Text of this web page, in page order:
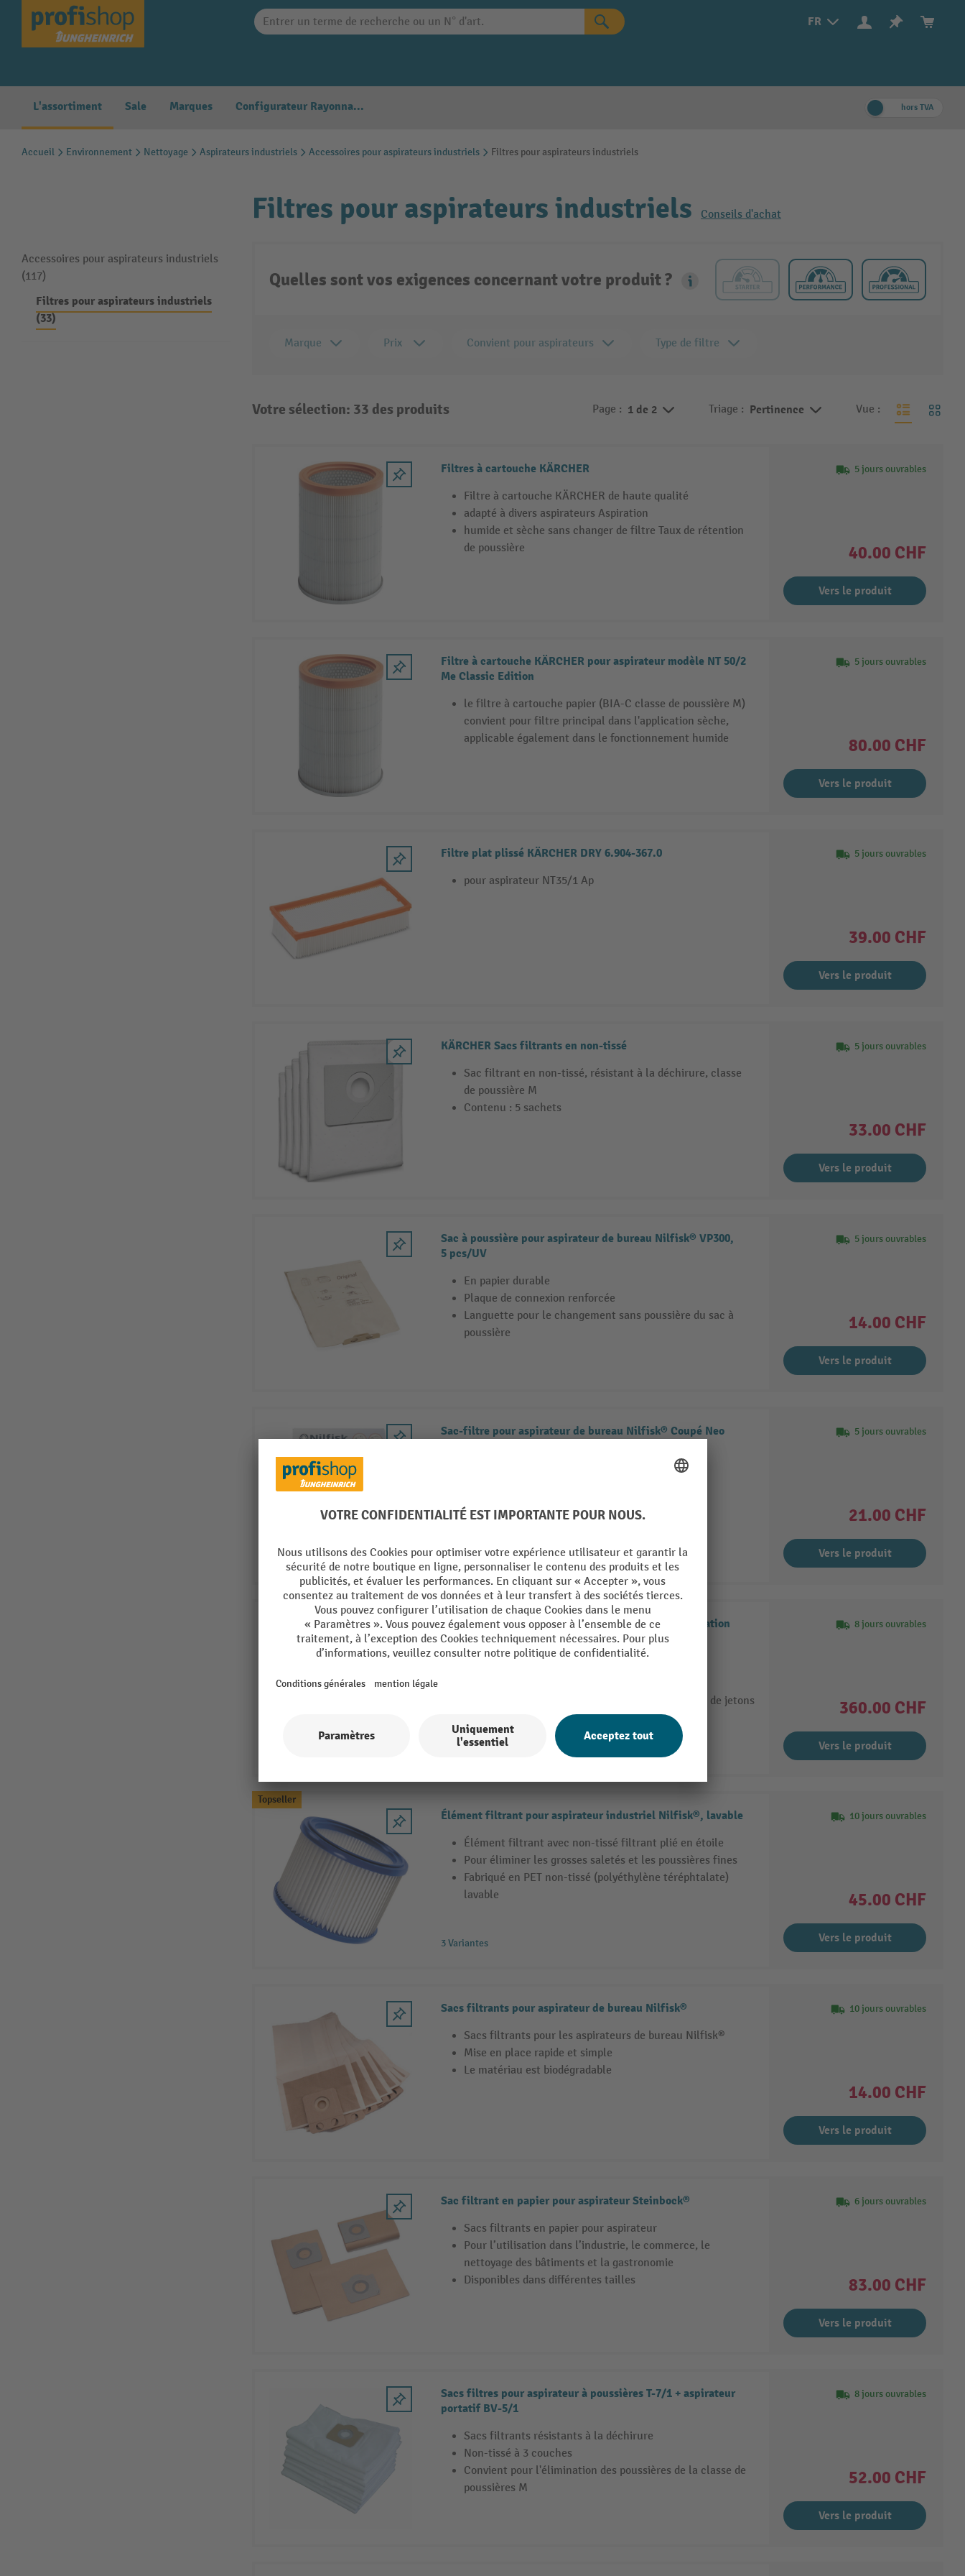
Skip to main navigation FR
L'assortiment Sale Marques Configurateur Rayonnages hors TVA
Accueil Environnement Nettoyage Aspirateurs industriels Accessoires pour aspirateurs industriels Filtres pour aspirateurs industriels
Accessoires pour aspirateurs industriels
(117)
Filtres pour aspirateurs industriels
(33)
Filtres pour aspirateurs industriels Conseils d'achat
Quelles sont vos exigences concernant votre produit ?
Marque Prix Convient pour aspirateurs Type de filtre
Votre sélection: 33 des produits Page : 1 de 2 Triage : Pertinence Vue :
Filtres à cartouche KÄRCHER
Filtre à cartouche KÄRCHER de haute qualité
adapté à divers aspirateurs Aspiration
humide et sèche sans changer de filtre Taux de rétention
de poussière
5 jours ouvrables
40.00 CHF
Vers le produit
Filtre à cartouche KÄRCHER pour aspirateur modèle NT 50/2
Me Classic Edition
le filtre à cartouche papier (BIA-C classe de poussière M)
convient pour filtre principal dans l'application sèche,
applicable également dans le fonctionnement humide
5 jours ouvrables
80.00 CHF
Vers le produit
Filtre plat plissé KÄRCHER DRY 6.904-367.0
pour aspirateur NT35/1 Ap
5 jours ouvrables
39.00 CHF
Vers le produit
KÄRCHER Sacs filtrants en non-tissé
Sac filtrant en non-tissé, résistant à la déchirure, classe
de poussière M
Contenu : 5 sachets
5 jours ouvrables
33.00 CHF
Vers le produit
Sac à poussière pour aspirateur de bureau Nilfisk® VP300,
5 pcs/UV
En papier durable
Plaque de connexion renforcée
Languette pour le changement sans poussière du sac à
poussière
5 jours ouvrables
14.00 CHF
Vers le produit
Sac-filtre pour aspirateur de bureau Nilfisk® Coupé Neo
5 pces/UV
5 jours ouvrables
21.00 CHF
Vers le produit
Monnayeur électronique avec fonction de programmation
pour borne d'aspiration Nilfisk® SB
Convient à tous les types de pièces de monnaie et de jetons
8 jours ouvrables
360.00 CHF
Vers le produit
Topseller
Élément filtrant pour aspirateur industriel Nilfisk®, lavable
Élément filtrant avec non-tissé filtrant plié en étoile
Pour éliminer les grosses saletés et les poussières fines
Fabriqué en PET non-tissé (polyéthylène téréphtalate)
lavable
3 Variantes
10 jours ouvrables
45.00 CHF
Vers le produit
Sacs filtrants pour aspirateur de bureau Nilfisk®
Sacs filtrants pour les aspirateurs de bureau Nilfisk®
Mise en place rapide et simple
Le matériau est biodégradable
10 jours ouvrables
14.00 CHF
Vers le produit
Sac filtrant en papier pour aspirateur Steinbock®
Sacs filtrants en papier pour aspirateur
Pour l’utilisation dans l’industrie, le commerce, le
nettoyage des bâtiments et la gastronomie
Disponibles dans différentes tailles
6 jours ouvrables
83.00 CHF
Vers le produit
Sacs filtres pour aspirateur à poussières T-7/1 + aspirateur
portatif BV-5/1
Sacs filtrants résistants à la déchirure
Non-tissé à 3 couches
Convient pour l'élimination des poussières de la classe de
poussières M
8 jours ouvrables
52.00 CHF
Vers le produit